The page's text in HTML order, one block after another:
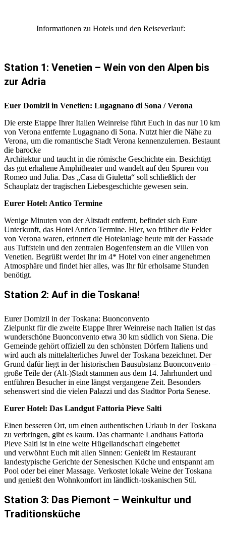
Informationen zu Hotels und den Reiseverlauf:
Station 1: Venetien – Wein von den Alpen bis
zur Adria
Euer Domizil in Venetien: Lugagnano di Sona / Verona
Die erste Etappe Ihrer Italien Weinreise führt Euch in das nur 10 km
von Verona entfernte Lugagnano di Sona. Nutzt hier die Nähe zu
Verona, um die romantische Stadt Verona kennenzulernen. Bestaunt
die barocke
Architektur und taucht in die römische Geschichte ein. Besichtigt
das gut erhaltene Amphitheater und wandelt auf den Spuren von
Romeo und Julia. Das „Casa di Giuletta“ soll schließlich der
Schauplatz der tragischen Liebesgeschichte gewesen sein.
Eurer Hotel: Antico Termine
Wenige Minuten von der Altstadt entfernt, befindet sich Eure
Unterkunft, das Hotel Antico Termine. Hier, wo früher die Felder
von Verona waren, erinnert die Hotelanlage heute mit der Fassade
aus Tuffstein und den zentralen Bogenfenstern an die Villen von
Venetien. Begrüßt werdet Ihr im 4* Hotel von einer angenehmen
Atmosphäre und findet hier alles, was Ihr für erholsame Stunden
benötigt.
Station 2: Auf in die Toskana!
Eurer Domizil in der Toskana: Buonconvento
Zielpunkt für die zweite Etappe Ihrer Weinreise nach Italien ist das
wunderschöne Buonconvento etwa 30 km südlich von Siena. Die
Gemeinde gehört offiziell zu den schönsten Dörfern Italiens und
wird auch als mittelalterliches Juwel der Toskana bezeichnet. Der
Grund dafür liegt in der historischen Bausubstanz Buonconvento –
große Teile der (Alt-)Stadt stammen aus dem 14. Jahrhundert und
entführen Besucher in eine längst vergangene Zeit. Besonders
sehenswert sind die vielen Palazzi und das Stadttor Porta Senese.
Eurer Hotel: Das Landgut Fattoria Pieve Salti
Einen besseren Ort, um einen authentischen Urlaub in der Toskana
zu verbringen, gibt es kaum. Das charmante Landhaus Fattoria
Pieve Salti ist in eine weite Hügellandschaft eingebettet
und verwöhnt Euch mit allen Sinnen: Genießt im Restaurant
landestypische Gerichte der Senesischen Küche und entspannt am
Pool oder bei einer Massage. Verkostet lokale Weine der Toskana
und genießt den Wohnkomfort im ländlich-toskanischen Stil.
Station 3: Das Piemont – Weinkultur und
Traditionsküche